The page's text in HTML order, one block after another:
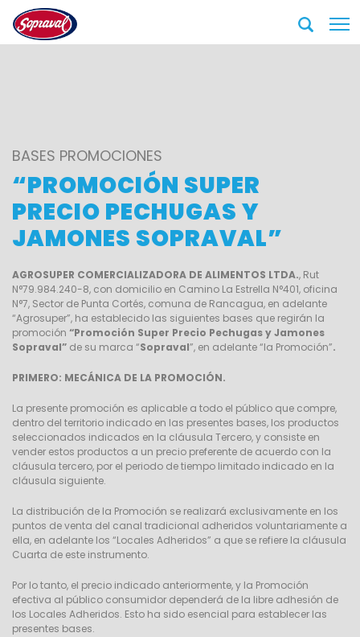
BASES PROMOCIONES
“PROMOCIÓN SUPER
PRECIO PECHUGAS Y
JAMONES SOPRAVAL”
AGROSUPER COMERCIALIZADORA DE ALIMENTOS LTDA., Rut
N°79.984.240-8, con domicilio en Camino La Estrella N°401, oficina
N°7, Sector de Punta Cortés, comuna de Rancagua, en adelante
“Agrosuper”, ha establecido las siguientes bases que regirán la
promoción “Promoción Super Precio Pechugas y Jamones
Sopraval” de su marca “Sopraval”, en adelante “la Promoción”.
PRIMERO: MECÁNICA DE LA PROMOCIÓN.
La presente promoción es aplicable a todo el público que compre,
dentro del territorio indicado en las presentes bases, los productos
seleccionados indicados en la cláusula Tercero, y consiste en
vender estos productos a un precio preferente de acuerdo con la
cláusula tercero, por el periodo de tiempo limitado indicado en la
cláusula siguiente.
La distribución de la Promoción se realizará exclusivamente en los
puntos de venta del canal tradicional adheridos voluntariamente a
ella, en adelante los “Locales Adheridos” a que se refiere la cláusula
Cuarta de este instrumento.
Por lo tanto, el precio indicado anteriormente, y la Promoción
efectiva al público consumidor dependerá de la libre adhesión de
los Locales Adheridos. Esto ha sido esencial para establecer las
presentes bases.